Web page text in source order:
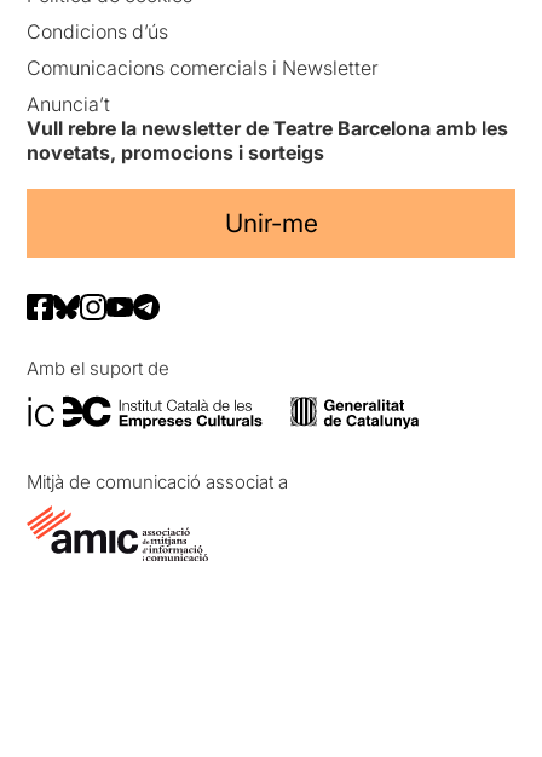
Condicions d’ús
Comunicacions comercials i Newsletter
Anuncia’t
Vull rebre la newsletter de Teatre Barcelona amb les
novetats, promocions i sorteigs
Unir-me
Amb el suport de
Mitjà de comunicació associat a